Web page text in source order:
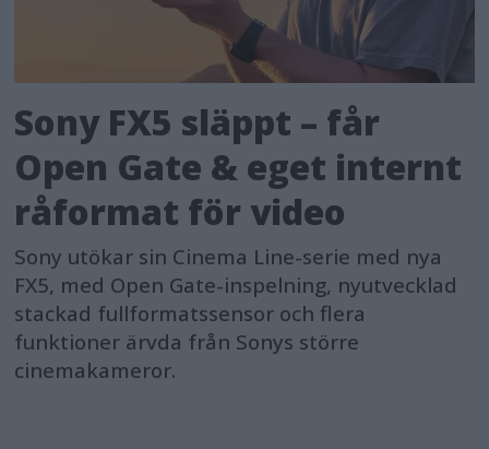
Sony FX5 släppt – får
Open Gate & eget internt
råformat för video
Sony utökar sin Cinema Line-serie med nya
FX5, med Open Gate-inspelning, nyutvecklad
stackad fullformatssensor och flera
funktioner ärvda från Sonys större
cinemakameror.